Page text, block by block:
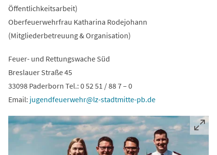
Öffentlichkeitsarbeit)
Oberfeuerwehrfrau Katharina Rodejohann
(Mitgliederbetreuung & Organisation)
Feuer- und Rettungswache Süd
Breslauer Straße 45
33098 Paderborn Tel.: 0 52 51 / 88 7 – 0
Email: jugendfeuerwehr lz-stadtmitte-pb de